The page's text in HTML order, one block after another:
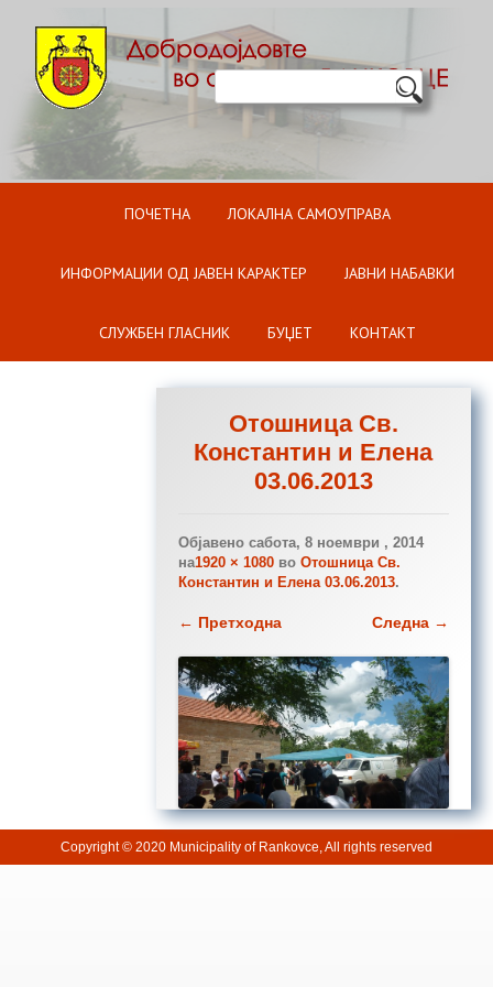
ПОЧЕТНА ЛОКАЛНА САМОУПРАВА
ИНФОРМАЦИИ ОД ЈАВЕН КАРАКТЕР ЈАВНИ НАБАВКИ
СЛУЖБЕН ГЛАСНИК БУЏЕТ КОНТАКТ
Отошница Св.
Константин и Елена
03.06.2013
Објавено сабота, 8 ноември , 2014
на1920 × 1080во Отошница Св.
Константин и Елена 03.06.2013.
← Претходна Следна →
Copyright © 2020 Municipality of Rankovce, All rights reserved